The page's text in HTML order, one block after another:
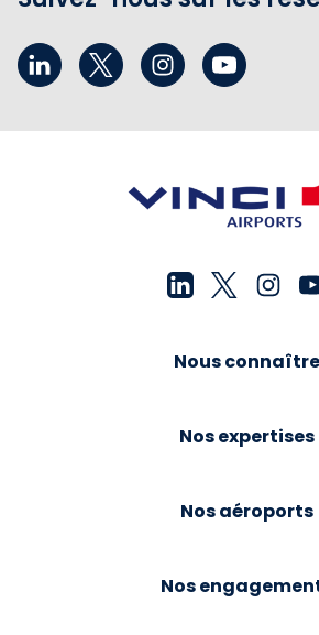
Nous connaître
Nos expertises
Nos aéroports
Nos